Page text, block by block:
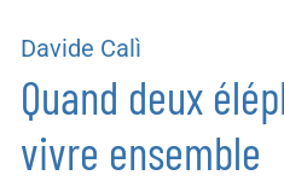
Davide Calì
Quand deux
vivre ensemble